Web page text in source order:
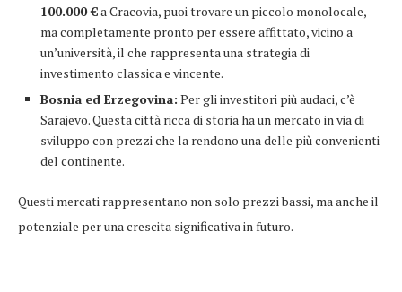
100.000 €a Cracovia, puoi trovare un piccolo monolocale,
ma completamente pronto per essere affittato, vicino a
un’università, il che rappresenta una strategia di
investimento classica e vincente.
Bosnia ed Erzegovina: Per gli investitori più audaci, c’è
Sarajevo. Questa città ricca di storia ha un mercato in via di
sviluppo con prezzi che la rendono una delle più convenienti
del continente.
Questi mercati rappresentano non solo prezzi bassi, ma anche il
potenziale per una crescita significativa in futuro.